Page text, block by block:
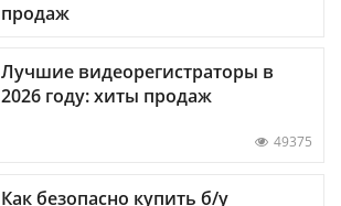
продаж
Лучшие видеорегистраторы в
2026 году: хиты продаж
49375
Как безопасно купить б/у